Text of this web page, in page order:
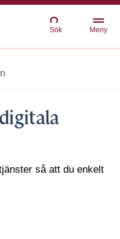
Sök Meny
så att du enkelt